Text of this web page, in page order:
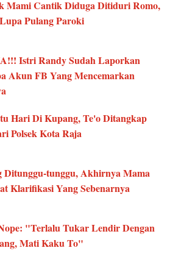
Mami Cantik Diduga Ditiduri Romo,
Pulang Paroki
Istri Randy Sudah Laporkan
Akun FB Yang Mencemarkan
Hari Di Kupang, Te'o Ditangkap
Polsek Kota Raja
Ditunggu-tunggu, Akhirnya Mama
Klarifikasi Yang Sebenarnya
"Terlalu Tukar Lendir Dengan
Mati Kaku To"